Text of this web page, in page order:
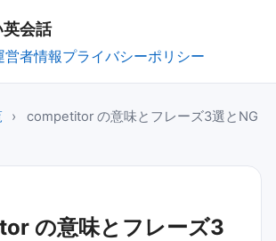
会話
営者情報プライバシーポリシー
›
competitor の意味とフレーズ3選とNG
の意味とフレーズ3